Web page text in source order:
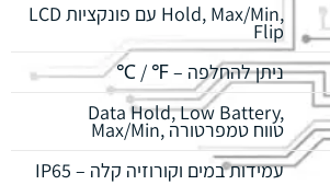
LCD עם פונקציות Hold, Max/Min,
Flip
℃ / ℉ – ניתן להחלפה
Data Hold, Low Battery,
Max/Min, טווח טמפרטורה
IP65 – עמידות במים וקורוזיה קלה